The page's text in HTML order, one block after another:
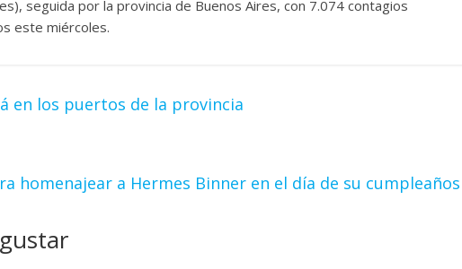
seguida por la provincia de Buenos Aires, con 7.074 contagios
este miércoles.
en los puertos de la provincia
homenajear a Hermes Binner en el día de su cumpleaños